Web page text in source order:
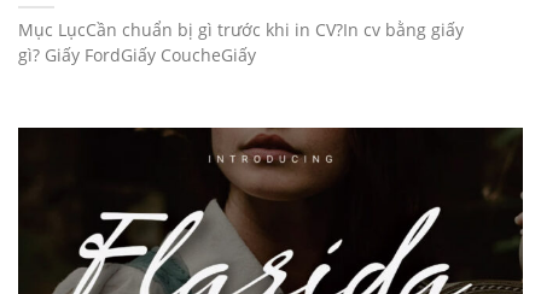
Mục LụcCần chuẩn bị gì trước khi in CV?In cv bằng giấy
gì? Giấy FordGiấy CoucheGiấy